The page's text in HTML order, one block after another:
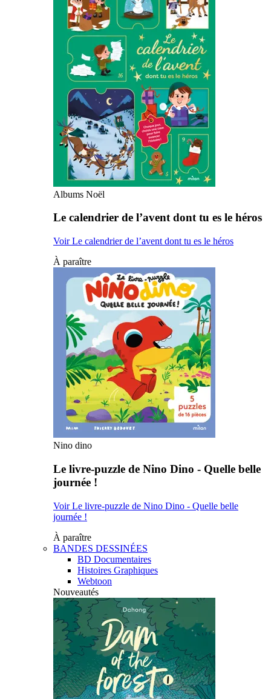
Albums Noël
Le calendrier de l’avent dont tu es le héros
Voir Le calendrier de l’avent dont tu es le héros
À paraître
Nino dino
Le livre-puzzle de Nino Dino - Quelle belle
journée !
Voir Le livre-puzzle de Nino Dino - Quelle belle
journée !
À paraître
BANDES DESSINÉES
BD Documentaires
Histoires Graphiques
Webtoon
Nouveautés